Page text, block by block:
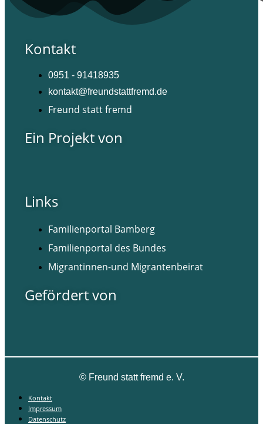
Kontakt
0951 - 91418935
kontakt@freundstattfremd.de
Freund statt fremd
Ein Projekt von
Links
Familienportal Bamberg
Familienportal des Bundes
Migrantinnen-und Migrantenbeirat
Gefördert von
©Freund statt fremd e. V.
Kontakt
Impressum
Datenschutz